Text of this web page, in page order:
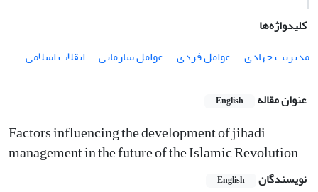
کلیدواژه‌ها
مدیریت جهادی
عوامل فردی عوامل سازمانی انقلاب اسلامی
عنوان مقاله English
Factors influencing the development of jihadi
management in the future of the Islamic Revolution
نویسندگان English